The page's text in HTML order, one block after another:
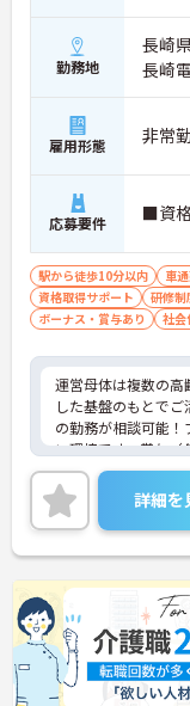
勤務地
長崎
長崎
雇用形態 非常
応募要件 ■資
駅から徒歩10分以内 車
資格取得サポート
研修制
ボーナス・賞与あり
社会
運営母体は複数の高
した基盤のもとで
の勤務が相談可能！
い環境です。賞与（
り、あなたの頑張り
料の社員給食（1日
ートする育児給付
円）、資格取得支援
福利厚生も充実して
ス制度も整ってお
にも最適です。ご
ントなど、さらに
ご相談ください！
詳細を